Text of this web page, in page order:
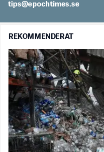
es.semithcope@spit
REKOMMENDERAT